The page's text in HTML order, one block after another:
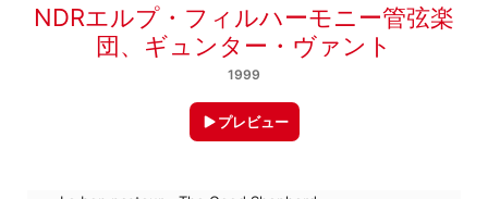
NDRエルプ・フィルハーモニー管弦楽
団、 ギュンター・ヴァント
1999
プレビュー